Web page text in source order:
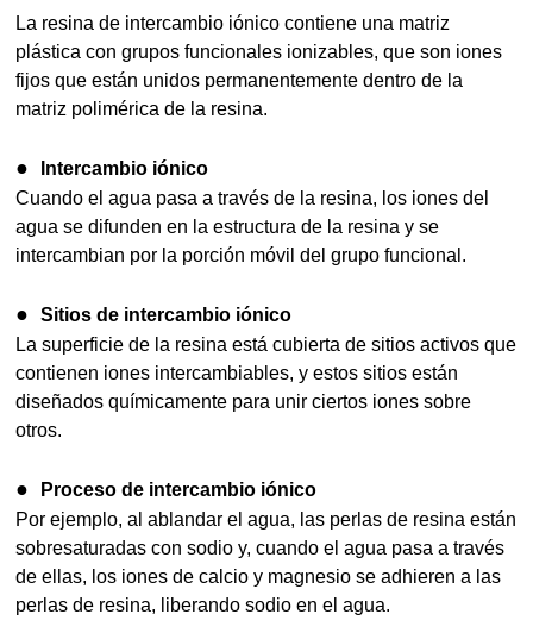
La resina de intercambio iónico contiene una matriz
plástica con grupos funcionales ionizables, que son iones
fijos que están unidos permanentemente dentro de la
matriz polimérica de la resina.
●
Intercambio iónico
Cuando el agua pasa a través de la resina, los iones del
agua se difunden en la estructura de la resina y se
intercambian por la porción móvil del grupo funcional.
●Sitios de intercambio iónico
La superficie de la resina está cubierta de sitios activos que
contienen iones intercambiables, y estos sitios están
diseñados químicamente para unir ciertos iones sobre
otros.
●
Proceso de intercambio iónico
Por ejemplo, al ablandar el agua, las perlas de resina están
sobresaturadas con sodio y, cuando el agua pasa a través
de ellas, los iones de calcio y magnesio se adhieren a las
perlas de resina, liberando sodio en el agua.